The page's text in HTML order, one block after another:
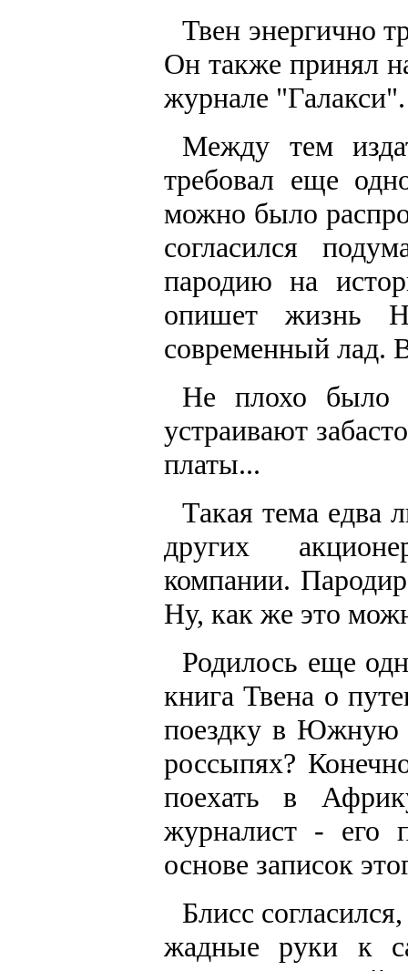
Твен энергично
Он также принял
журнале "Галакси".
Между тем
требовал еще
можно было
согласился
пародию на
опишет жизнь
современный лад.
Не плохо было
устраивают
платы...
Такая тема едва
других
компании.
Ну, как же это
Родилось еще
книга Твена о
поездку в Южную
россыпях?
поехать в
журналист - его
основе записок
Блисс
жадные руки к